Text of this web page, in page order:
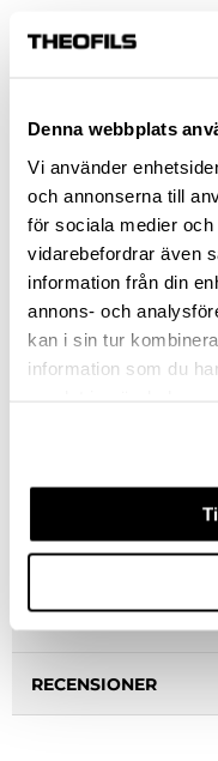
Denna webbplats
Vi använder
och annonserna till
för sociala medier
vidarebefordrar även
information från din
annons- och
kan i sin tur
information som du
st
Jönköping huvudlager
Jönköping butik
Malmö butik
Stockholm butik
Snabba leveranser
SPECIFIKATION
RECENSIONER